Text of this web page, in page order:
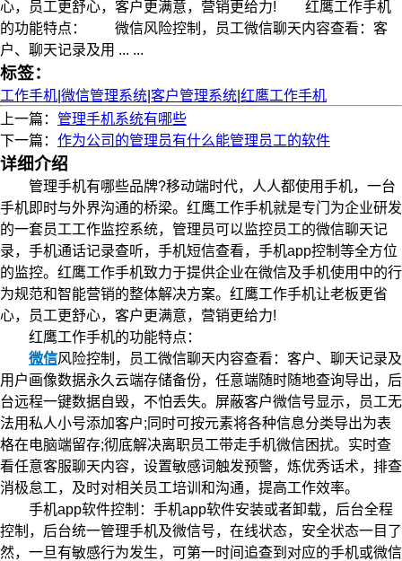
心，员工更舒心，客户更满意，营销更给力! 红鹰工作手机
的功能特点： 微信风险控制，员工微信聊天内容查看：客
户、聊天记录及用 ... ...
标签：
工作手机 微信管理系统 客户管理系统 红鹰工作手机
上一篇： 管理手机系统有哪些
下一篇： 作为公司的管理员有什么能管理员工的软件
详细介绍
管理手机有哪些品牌?移动端时代，人人都使用手机，一台
手机即时与外界沟通的桥梁。红鹰工作手机就是专门为企业研发
的一套员工工作监控系统，管理员可以监控员工的微信聊天记
录，手机通话记录查听，手机短信查看，手机app控制等全方位
的监控。红鹰工作手机致力于提供企业在微信及手机使用中的行
为规范和智能营销的整体解决方案。红鹰工作手机让老板更省
心，员工更舒心，客户更满意，营销更给力!
红鹰工作手机的功能特点：
微信风险控制，员工微信聊天内容查看：客户、聊天记录及
用户画像数据永久云端存储备份，任意端随时随地查询导出，后
台远程一键数据自毁，不怕丢失。屏蔽客户微信号显示，员工无
法用私人小号添加客户;同时可按元素将各种信息分类导出为表
格在电脑端留存;彻底解决离职员工带走手机微信困扰。实时查
看任意客服聊天内容，设置敏感词触发预警，炼优秀话术，排查
消极怠工，及时对相关员工培训和沟通，提高工作效率。
手机app软件控制：手机app软件安装或者卸载，后台全程
控制，后台统一管理手机及微信号，在线状态，安全状态一目了
然，一旦有敏感行为发生，可第一时间追查到对应的手机或微信